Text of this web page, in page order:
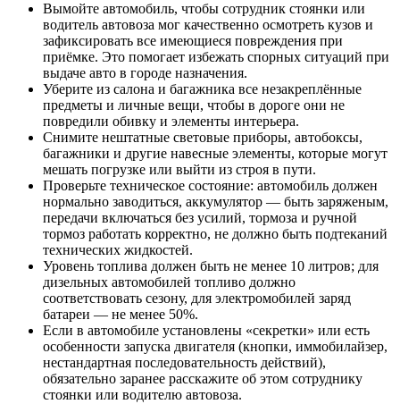
Вымойте автомобиль, чтобы сотрудник стоянки или
водитель автовоза мог качественно осмотреть кузов и
зафиксировать все имеющиеся повреждения при
приёмке. Это помогает избежать спорных ситуаций при
выдаче авто в городе назначения.
Уберите из салона и багажника все незакреплённые
предметы и личные вещи, чтобы в дороге они не
повредили обивку и элементы интерьера.
Снимите нештатные световые приборы, автобоксы,
багажники и другие навесные элементы, которые могут
мешать погрузке или выйти из строя в пути.
Проверьте техническое состояние: автомобиль должен
нормально заводиться, аккумулятор — быть заряженым,
передачи включаться без усилий, тормоза и ручной
тормоз работать корректно, не должно быть подтеканий
технических жидкостей.
Уровень топлива должен быть не менее 10 литров; для
дизельных автомобилей топливо должно
соответствовать сезону, для электромобилей заряд
батареи — не менее 50%.
Если в автомобиле установлены «секретки» или есть
особенности запуска двигателя (кнопки, иммобилайзер,
нестандартная последовательность действий),
обязательно заранее расскажите об этом сотруднику
стоянки или водителю автовоза.